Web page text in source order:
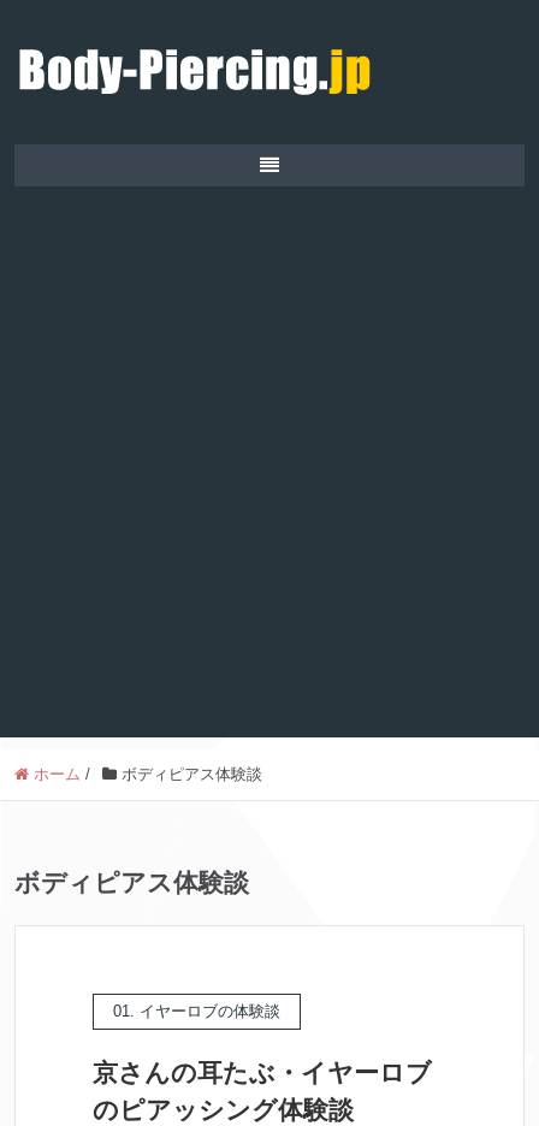
ホーム / ボディピアス体験談
ボディピアス体験談
01. イヤーロブの体験談
京さんの耳たぶ・イヤーロブ
のピアッシング体験談